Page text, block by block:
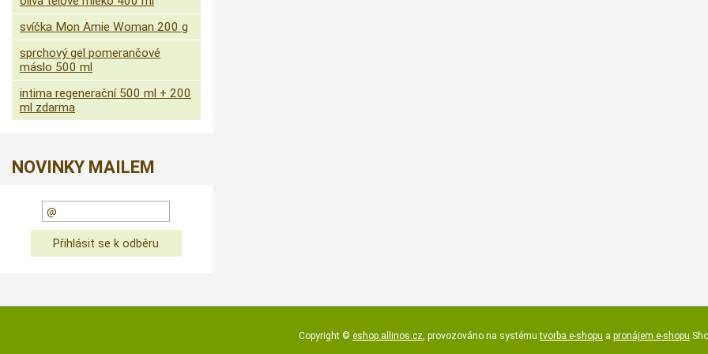
svíčka Mon Amie Woman 200 g
sprchový gel pomerančové
máslo 500 ml
intima regenerační 500 ml + 200
ml zdarma
NOVINKY MAILEM
Copyright © eshop.allinos.cz, provozováno na systémutvorba e-shopu a pronájem e-shopu